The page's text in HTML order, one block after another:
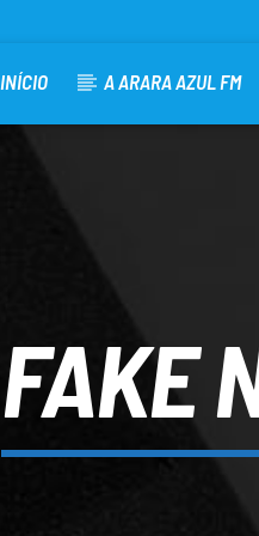
INÍCIO A ARARA AZUL FM
FAKE